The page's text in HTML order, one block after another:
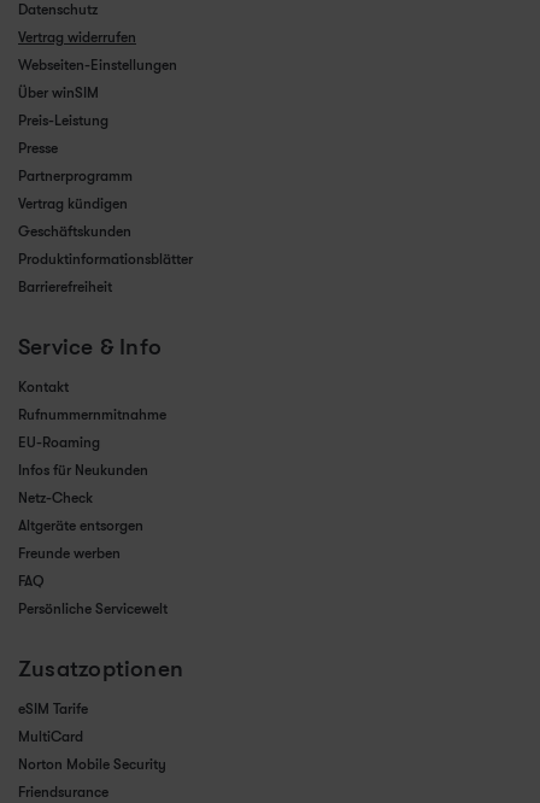
Datenschutz
Vertrag widerrufen
Webseiten-Einstellungen
Über winSIM
Preis-Leistung
Presse
Partnerprogramm
Vertrag kündigen
Geschäftskunden
Produktinformationsblätter
Barrierefreiheit
Service & Info
Kontakt
Rufnummernmitnahme
EU-Roaming
Infos für Neukunden
Netz-Check
Altgeräte entsorgen
Freunde werben
FAQ
Persönliche Servicewelt
Zusatzoptionen
eSIM Tarife
MultiCard
Norton Mobile Security
Friendsurance